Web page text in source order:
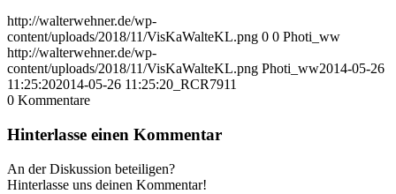
http://walterwehner.de/wp-
content/uploads/2018/11/VisKaWalteKL.png 0 0 Photi_ww
http://walterwehner.de/wp-
content/uploads/2018/11/VisKaWalteKL.png Photi_ww2014-05-26
11:25:202014-05-26 11:25:20 _RCR7911
0 Kommentare
Hinterlasse einen Kommentar
An der Diskussion beteiligen?
Hinterlasse uns deinen Kommentar!